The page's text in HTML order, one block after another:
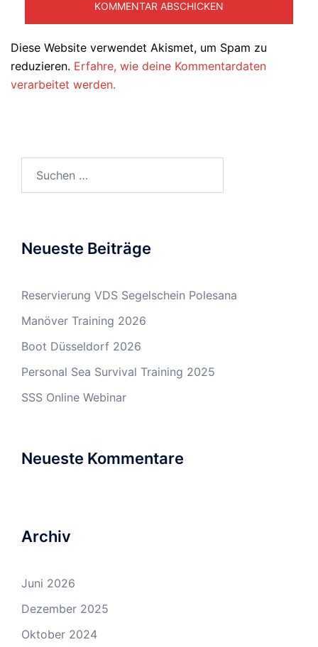
Diese Website verwendet Akismet, um Spam zu
reduzieren. Erfahre, wie deine Kommentardaten
verarbeitet werden.
Neueste Beiträge
Reservierung VDS Segelschein Polesana
Manöver Training 2026
Boot Düsseldorf 2026
Personal Sea Survival Training 2025
SSS Online Webinar
Neueste Kommentare
Archiv
Juni 2026
Dezember 2025
Oktober 2024